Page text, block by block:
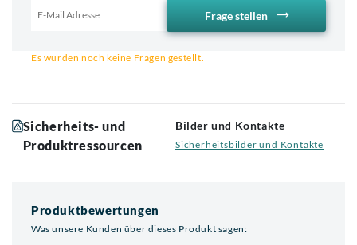
Frage stellen
Es wurden noch keine Fragen gestellt.
Sicherheits- und
Produktressourcen
Bilder und Kontakte
Sicherheitsbilder und Kontakte
Produktbewertungen
Was unsere Kunden über dieses Produkt sagen: